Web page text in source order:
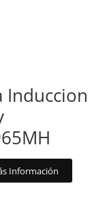
Induccion
Información